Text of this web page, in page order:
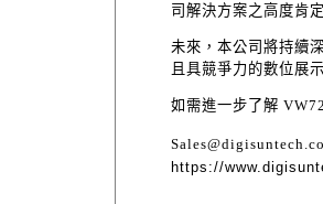
司解決方案之高度肯
未來，本公司將持續
且具競爭力的數位展
如需進一步了解
https://